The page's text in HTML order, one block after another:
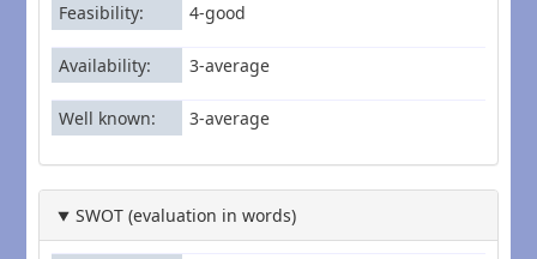
Feasibility 4-good
Availability 3-average
Well known 3-average
SWOT (evaluation in words)